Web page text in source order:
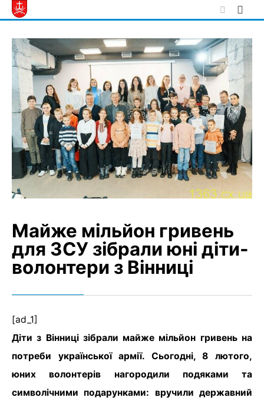
Skip
to
Майже мільйон гривень
для ЗСУ зібрали юні діти-
волонтери з Вінниці
[ad_1]
Діти з Вінниці зібрали майже мільйон гривень на
потреби української армії. Сьогодні, 8 лютого,
юних волонтерів нагородили подяками та
символічними подарунками: вручили державний